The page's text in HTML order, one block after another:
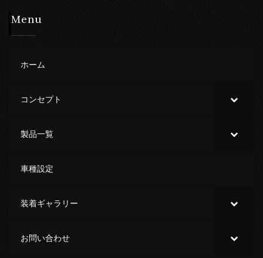
Menu
ホーム
コンセプト
製品一覧
車種設定
装着ギャラリー
お問い合わせ